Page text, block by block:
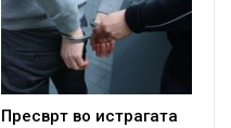
Пресврт во истрагата